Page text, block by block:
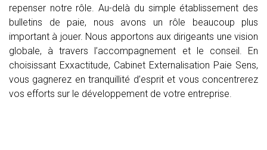
repenser notre rôle. Au-delà du simple établissement des
bulletins de paie, nous avons un rôle beaucoup plus
important à jouer. Nous apportons aux dirigeants une vision
globale, à travers l’accompagnement et le conseil. En
choisissant Exxactitude, Cabinet Externalisation Paie Sens,
vous gagnerez en tranquillité d’esprit et vous concentrerez
vos efforts sur le développement de votre entreprise.